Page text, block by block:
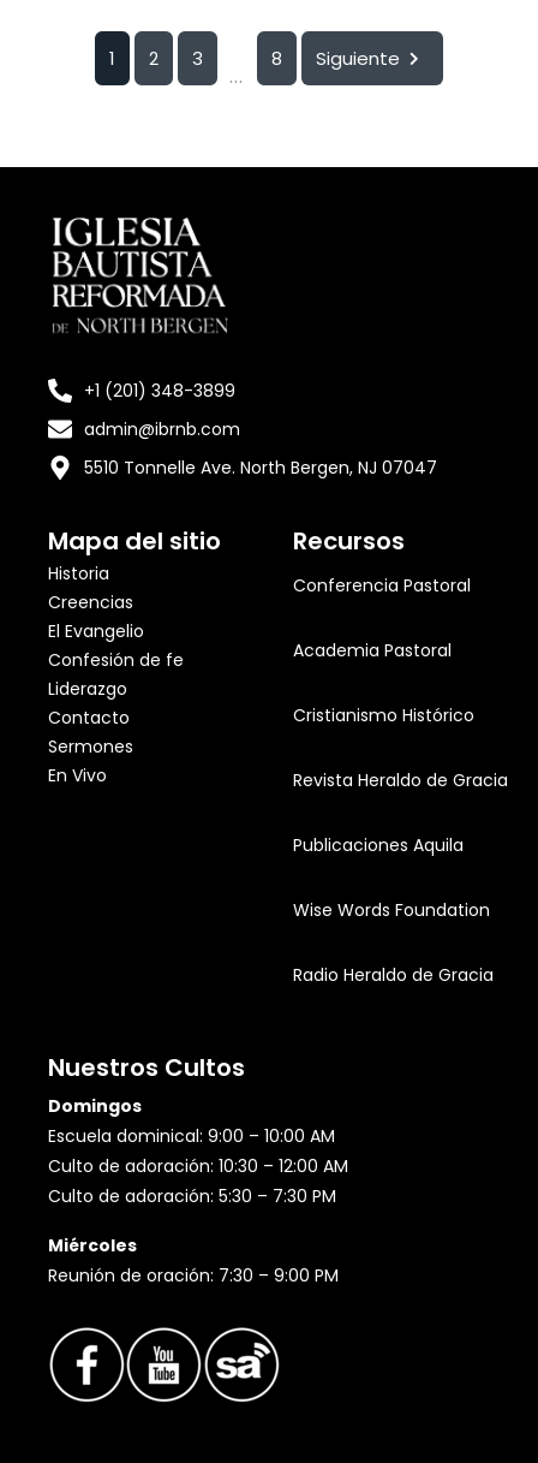
1 2 3
...
8 Siguiente
+1 (201) 348-3899
admin@ibrnb.com
5510 Tonnelle Ave. North Bergen, NJ 07047
Mapa del sitio
Historia
Creencias
El Evangelio
Confesión de fe
Liderazgo
Contacto
Sermones
En Vivo
Recursos
Conferencia Pastoral
Academia Pastoral
Cristianismo Histórico
Revista Heraldo de Gracia
Publicaciones Aquila
Wise Words Foundation
Radio Heraldo de Gracia
Nuestros Cultos
Domingos
Escuela dominical: 9:00 – 10:00 AM
Culto de adoración: 10:30 – 12:00 AM
Culto de adoración: 5:30 – 7:30 PM
Miércoles
Reunión de oración: 7:30 – 9:00 PM